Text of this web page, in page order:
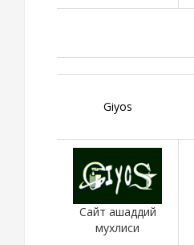
Giyos
Сайт ашаддий
мухлиси